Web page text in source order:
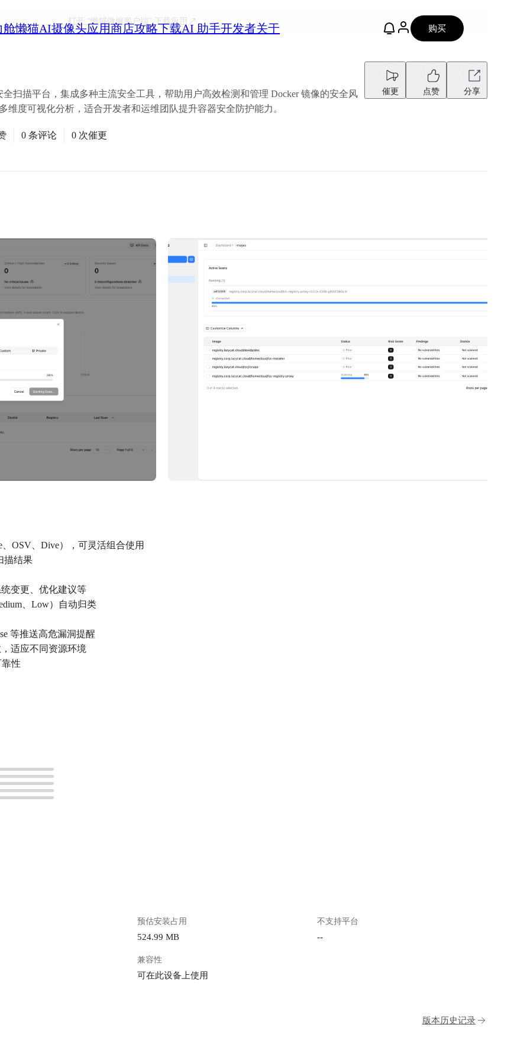
舱懒猫AI摄像头应用商店攻略下载AI 助手开发者关于 购买
打开 “懒猫微服客户端”下载应用
全扫描平台，集成多种主流安全工具，帮助用户高效检测和管理 Docker 镜像的安全风
维度可视化分析，适合开发者和运维团队提升容器安全防护能力。
催更 点赞 分享
0 条评论 0 次催更
OSV、Dive），可灵活组合使用
描结果
变更、优化建议等
、Low）自动归类
等推送高危漏洞提醒
适应不同资源环境
性
预估安装占用
524.99 MB
不支持平台
--
兼容性
可在此设备上使用
版本历史记录